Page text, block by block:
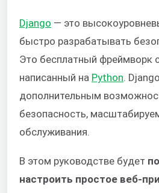
Django — это
быстро разрабатывать
Это бесплатный
написанный на Python .
дополнительным
безопасность,
обслуживания.
В этом руководстве будет
настроить простое веб-